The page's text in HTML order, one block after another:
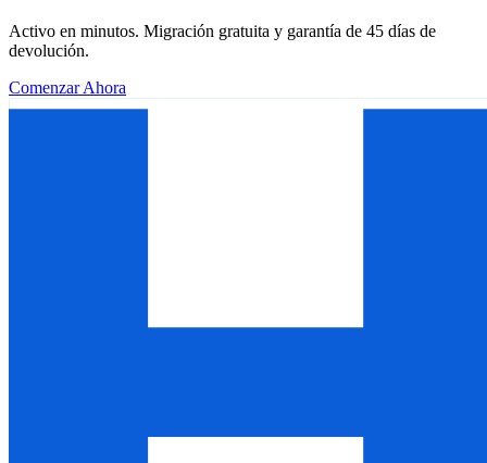
Activo en minutos. Migración gratuita y garantía de 45 días de
devolución.
Comenzar Ahora